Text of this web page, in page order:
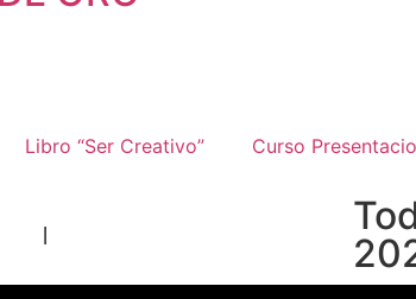
Libro “Ser Creativo” Curso